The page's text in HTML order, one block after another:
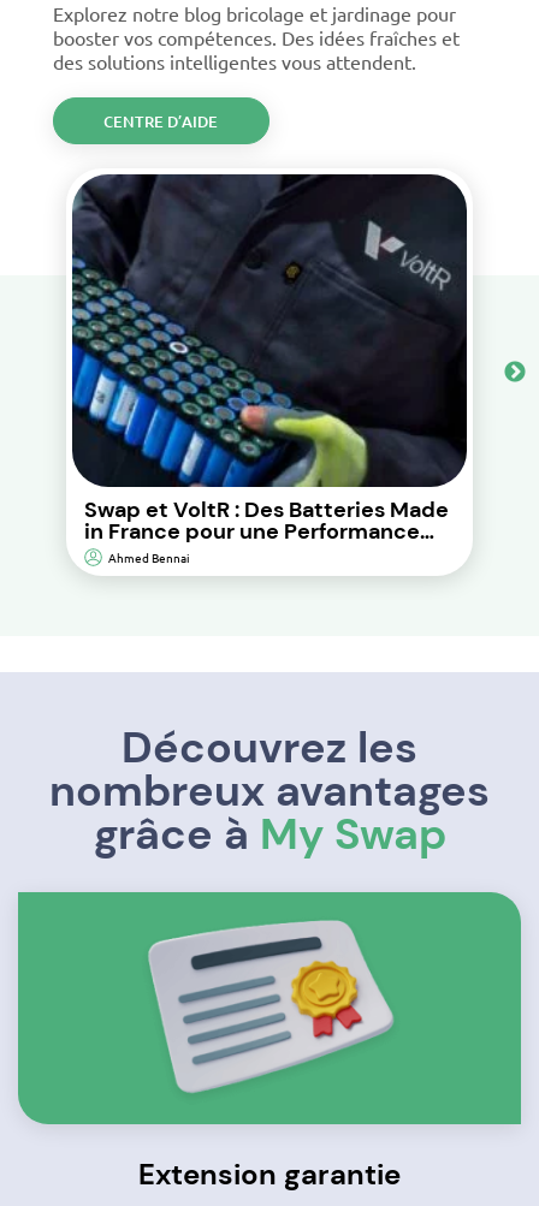
Explorez notre blog bricolage et jardinage pour
booster vos compétences. Des idées fraîches et
des solutions intelligentes vous attendent.
CENTRE D’AIDE
Swap et VoltR : Des Batteries Made
in France pour une Performance
Durable et d’Impact
Environnemental Réduit.
Ahmed Bennai
Découvrez les
nombreux avantages
grâce à My Swap
Extension garantie